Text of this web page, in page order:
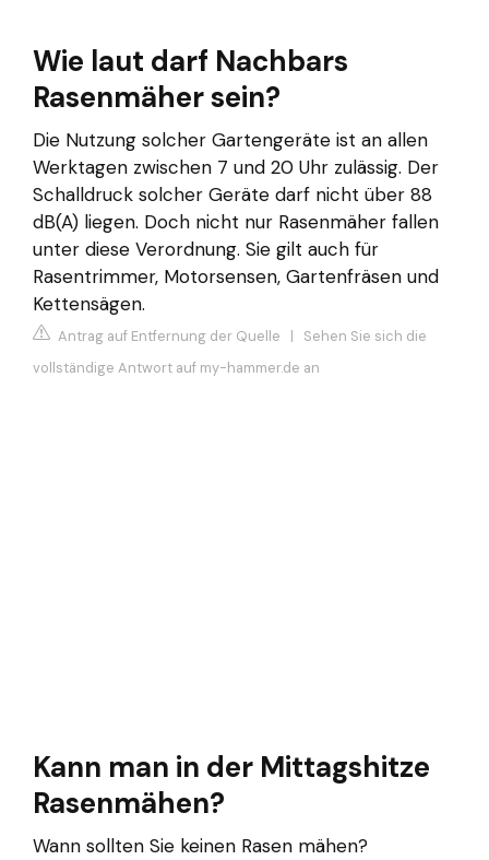
Wie laut darf Nachbars
Rasenmäher sein?
Die Nutzung solcher Gartengeräte ist an allen
Werktagen zwischen 7 und 20 Uhr zulässig. Der
Schalldruck solcher Geräte darf nicht über 88
dB(A) liegen. Doch nicht nur Rasenmäher fallen
unter diese Verordnung. Sie gilt auch für
Rasentrimmer, Motorsensen, Gartenfräsen und
Kettensägen.
Antrag auf Entfernung der Quelle | Sehen Sie sich die
vollständige Antwort auf my-hammer.de an
Kann man in der Mittagshitze
Rasenmähen?
Wann sollten Sie keinen Rasen mähen?